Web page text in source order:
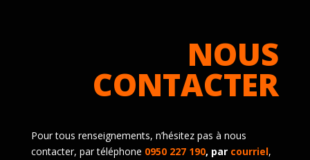
NOUS
CONTACTER
Pour tous renseignements, n’hésitez pas à nous
contacter, par téléphone 0950 227 190, par courriel,